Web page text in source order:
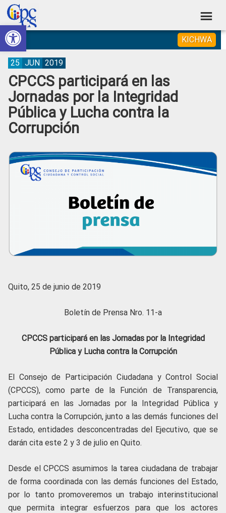
Abrir barra de herramientas
Skip
to
primary
navigation
Skip
to
main
content
Skip
to
primary
sidebar
Skip
to
footer
Consejo
de
Participación
Ciudadana
Control
Social
Construyendo
Poder
Ciudadano
KICHWA
CPCCS participará en las
Jornadas por la Integridad
Pública y Lucha contra la
Corrupción
25 JUN 2019
Quito, 25 de junio de 2019
Boletín de Prensa Nro. 11-a
CPCCS participará en las Jornadas por la Integridad
Pública y Lucha contra la Corrupción
El Consejo de Participación Ciudadana y Control Social
(CPCCS), como parte de la Función de Transparencia,
participará en las Jornadas por la Integridad Pública y
Lucha contra la Corrupción, junto a las demás funciones del
Estado, entidades desconcentradas del Ejecutivo, que se
darán cita este 2 y 3 de julio en Quito.
Desde el CPCCS asumimos la tarea ciudadana de trabajar
de forma coordinada con las demás funciones del Estado,
por lo tanto promoveremos un trabajo interinstitucional
que permita integrar esfuerzos para que los actores